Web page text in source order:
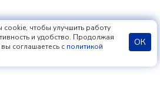
cookie, чтобы улучшить работу
и удобство. Продолжая
соглашаетесь с политикой
ОК